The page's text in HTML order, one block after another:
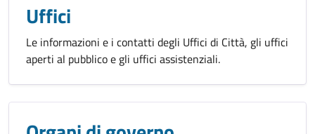
Uffici
Le informazioni e i contatti degli Uffici di Città, gli uffici
aperti al pubblico e gli uffici assistenziali.